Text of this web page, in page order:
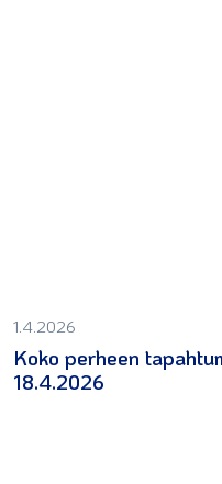
1.4.2026
Koko perheen
18.4.2026